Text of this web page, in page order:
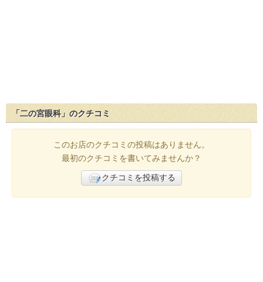
「二の宮眼科」のクチコミ
このお店のクチコミの投稿はありません。
最初のクチコミを書いてみませんか？
クチコミを投稿する